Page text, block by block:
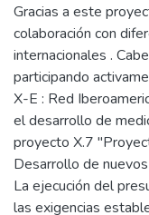
Gracias a este
colaboración con
internacionales .
participando
X-E : Red
el desarrollo de
proyecto X.7
Desarrollo de
La ejecución del
las exigencias